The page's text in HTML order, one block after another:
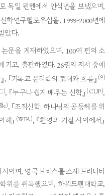
독일 뮌헨에서 안식년을 보냈으며,
학연구헬로우십을, 1999-2000년에
았다.
문을 게재하였으며, 100여 편의 소
기고, 출판하였다. 26권의 저서 중에
, 『기독교 윤리학의 토대와 흐름』 (이
, 『누구나 쉽게 배우는 신학』 (CUP),
e), 『조직신학: 하나님의 공동체를 위
해』 (WPA), 『환영과 거절 사이에서』
이며, 영국 브리스톨 소재 트리니티
위를 취득했으며, 하워드펜대학교,